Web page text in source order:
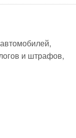
и штрафов,